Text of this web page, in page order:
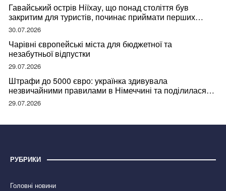
Гавайський острів Ніїхау, що понад століття був
закритим для туристів, починає приймати перших
відвідувачів
30.07.2026
Чарівні європейські міста для бюджетної та
незабутньої відпустки
29.07.2026
Штрафи до 5000 євро: українка здивувала
незвичайними правилами в Німеччині та поділилася
правдою
29.07.2026
РУБРИКИ
Головні новини